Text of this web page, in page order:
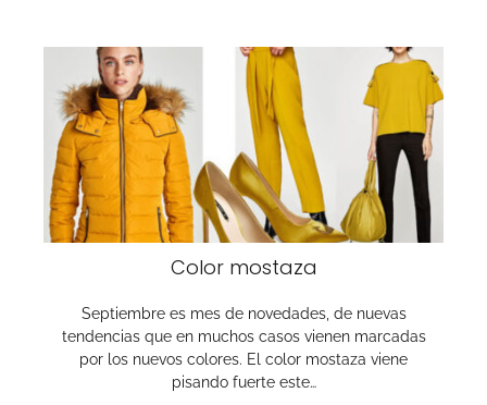
Color mostaza
Septiembre es mes de novedades, de nuevas
tendencias que en muchos casos vienen marcadas
por los nuevos colores. El color mostaza viene
pisando fuerte este…